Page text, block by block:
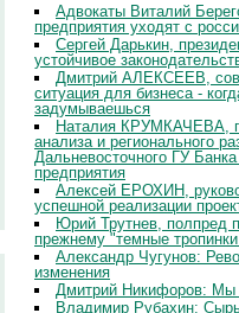
Адвокаты Виталий
предприятия уходят с
Сергей Дарькин,
устойчивое
Дмитрий АЛЕКСЕЕВ,
ситуация для бизнеса -
задумываешься
Наталия КРУМКАЧЕВА,
анализа и регионального
Дальневосточного ГУ
предприятия
Алексей ЕРОХИН,
успешной реализации
Юрий Трутнев, полпред
прежнему "темные
Александр Чугунов:
изменения
Дмитрий Никифоров: Мы
Владимир Рубахин: